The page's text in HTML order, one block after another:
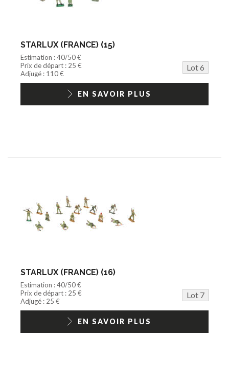
STARLUX (FRANCE) (15)
Estimation : 40/50 €
Prix de départ : 25 €
Lot 6
Adjugé : 110 €
EN SAVOIR PLUS
STARLUX (FRANCE) (16)
Estimation : 40/50 €
Prix de départ : 25 €
Lot 7
Adjugé : 25 €
EN SAVOIR PLUS